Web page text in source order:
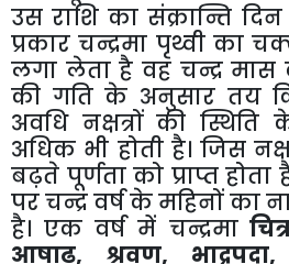
उस राशि का संक्रान्ति
प्रकार चन्द्रमा पृथ्वी का
लगा लेता है वह चन्द्र मास
की गति के अनुसार तय
अवधि नक्षत्रों की
अधिक भी होती है। जिस
बढ़ते पूर्णता को प्राप्त
पर चन्द्र वर्ष के महिनों का
है। एक वर्ष में चन्द्रमा
आषाढ, श्रवण,